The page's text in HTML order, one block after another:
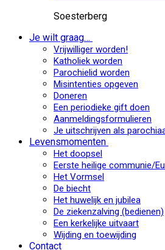
Soesterberg
Je wilt graag…
Vrijwilliger worden!
Katholiek worden
Parochielid worden
Misintenties opgeven
Doneren
Een periodieke gift doen
Aanmeldingsformulieren
Je uitschrijven als
Levensmomenten
Het doopsel
Eerste heilige communie/
Het Vormsel
De biecht
Het huwelijk en jubilea
De ziekenzalving (bedienen)
Een kerkelijke uitvaart
Wijding en toewijding
Contact